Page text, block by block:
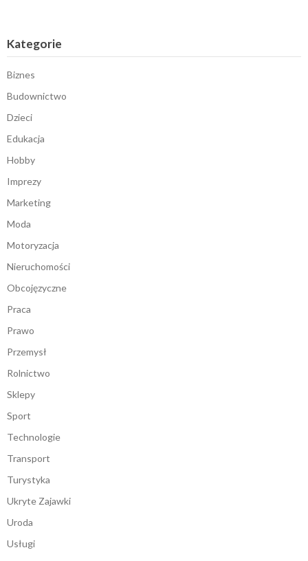
Kategorie
Biznes
Budownictwo
Dzieci
Edukacja
Hobby
Imprezy
Marketing
Moda
Motoryzacja
Nieruchomości
Obcojęzyczne
Praca
Prawo
Przemysł
Rolnictwo
Sklepy
Sport
Technologie
Transport
Turystyka
Ukryte Zajawki
Uroda
Usługi